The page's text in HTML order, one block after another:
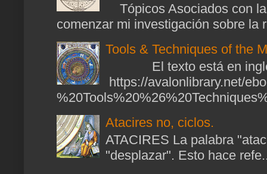
Tópicos Asociados con
comenzar mi investigación sobre la
Tools & Techniques of the
El texto está en
https://avalonlibrary.net/
Atacires no, ciclos.
ATACIRES La palabra
"desplazar". Esto hace